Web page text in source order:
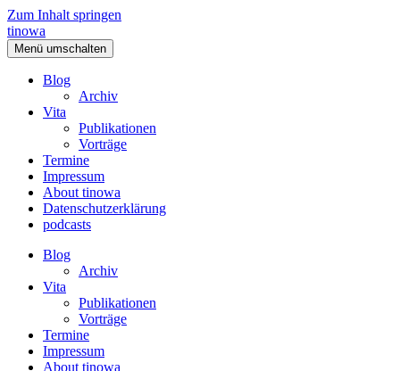
Zum Inhalt springen
tinowa
Menü umschalten
Blog
Archiv
Vita
Publikationen
Vorträge
Termine
Impressum
About tinowa
Datenschutzerklärung
podcasts
Blog
Archiv
Vita
Publikationen
Vorträge
Termine
Impressum
About tinowa